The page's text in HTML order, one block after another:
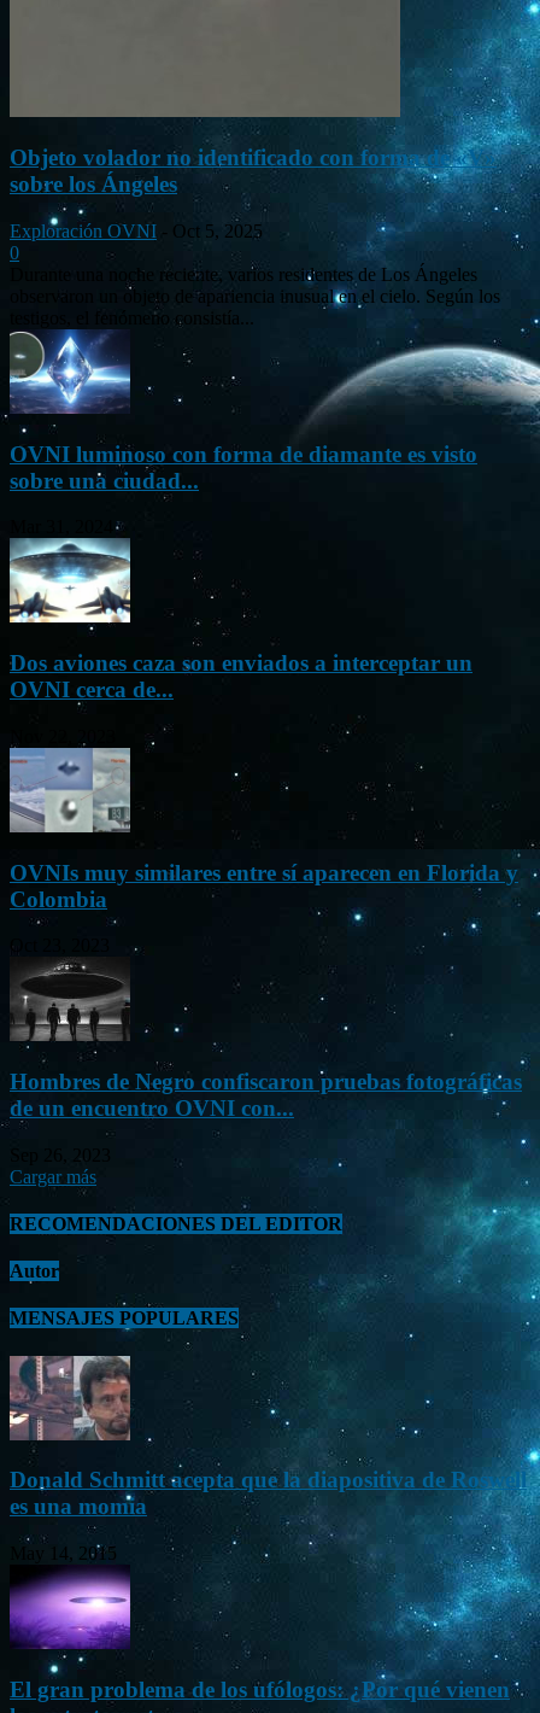
Objeto volador no identificado con forma de «V»
sobre los Ángeles
Exploración OVNI - Oct 5, 2025
0
Durante una noche reciente, varios residentes de Los Ángeles
observaron un objeto de apariencia inusual en el cielo. Según los
testigos, el fenómeno consistía...
OVNI luminoso con forma de diamante es visto
sobre una ciudad...
Dos aviones caza son enviados a interceptar un
OVNI cerca de...
OVNIs muy similares entre sí aparecen en Florida y
Colombia
Oct 23, 2023
Hombres de Negro confiscaron pruebas fotográficas
de un encuentro OVNI con...
Sep 26, 2023
Cargar más
RECOMENDACIONES DEL EDITOR
Autor
MENSAJES POPULARES
Donald Schmitt acepta que la diapositiva de Roswell
es una momia
May 14, 2015
El gran problema de los ufólogos: ¿Por qué vienen